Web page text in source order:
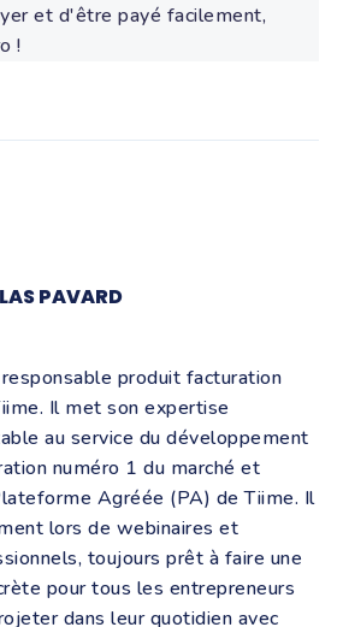
et d'être payé facilement,
!
PAVARD
produit facturation
Il met son expertise
au service du développement
numéro 1 du marché et
Agréée (PA) de Tiime. Il
lors de webinaires et
toujours prêt à faire une
pour tous les entrepreneurs
dans leur quotidien avec